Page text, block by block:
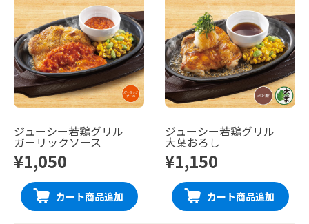
ジューシー若鶏グリル
ガーリックソース
¥1,050
カート商品追加
ジューシー若鶏グリル
大葉おろし
¥1,150
カート商品追加